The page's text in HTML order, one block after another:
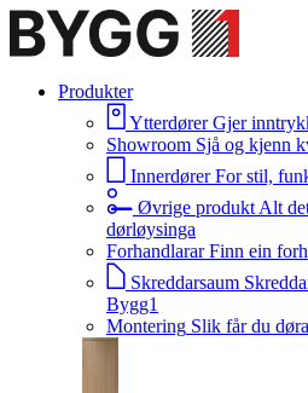
Produkter
Ytterdører Gjer
Showroom Sjå og kjenn
Innerdører For stil,
Øvrige produkt Alt
dørløysinga
Forhandlarar Finn ein
Skreddarsaum
Bygg1
Montering Slik får du